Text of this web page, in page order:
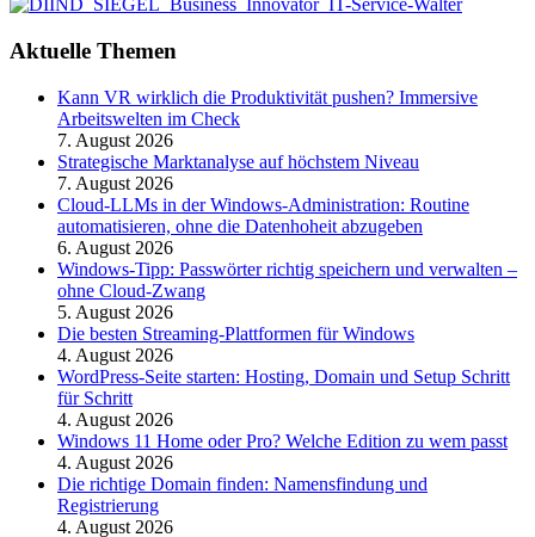
Aktuelle Themen
Kann VR wirklich die Produktivität pushen? Immersive
Arbeitswelten im Check
7. August 2026
Strategische Marktanalyse auf höchstem Niveau
7. August 2026
Cloud-LLMs in der Windows-Administration: Routine
automatisieren, ohne die Datenhoheit abzugeben
6. August 2026
Windows-Tipp: Passwörter richtig speichern und verwalten –
ohne Cloud-Zwang
5. August 2026
Die besten Streaming-Plattformen für Windows
4. August 2026
WordPress-Seite starten: Hosting, Domain und Setup Schritt
für Schritt
4. August 2026
Windows 11 Home oder Pro? Welche Edition zu wem passt
4. August 2026
Die richtige Domain finden: Namensfindung und
Registrierung
4. August 2026